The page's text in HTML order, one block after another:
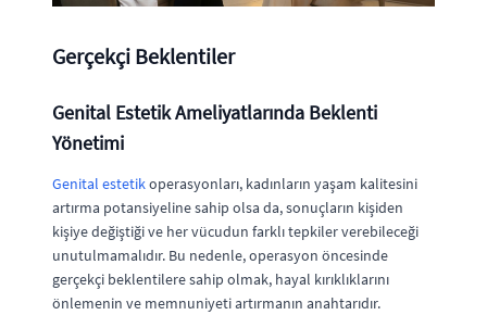
Gerçekçi Beklentiler
Genital Estetik Ameliyatlarında Beklenti
Yönetimi
Genital estetikoperasyonları, kadınların yaşam kalitesini
artırma potansiyeline sahip olsa da, sonuçların kişiden
kişiye değiştiği ve her vücudun farklı tepkiler verebileceği
unutulmamalıdır. Bu nedenle, operasyon öncesinde
gerçekçi beklentilere sahip olmak, hayal kırıklıklarını
önlemenin ve memnuniyeti artırmanın anahtarıdır.